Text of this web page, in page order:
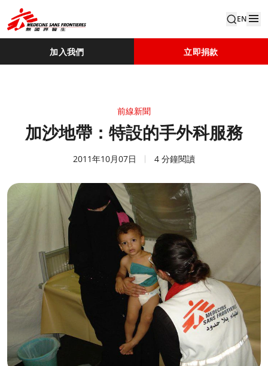
EN
加入我們 立即捐款
前線新聞
加沙地帶：特設的手外科服務
2011年10月07日 4 分鐘閱讀